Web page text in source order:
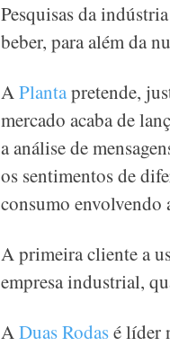
Pesquisas da
beber, para além da
APlantapretende,
mercado acaba de
a análise de
os sentimentos de
consumo envolvendo
A primeira cliente a
empresa industrial,
ADuas Rodasé líder